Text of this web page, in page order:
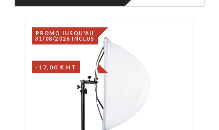
PROMO JUSQU'AU
31/08/2026 INCLUS
-17,00 € HT